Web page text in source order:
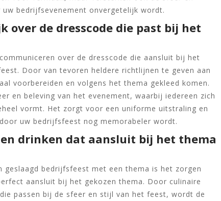
bedrijfsevenement onvergetelijk wordt.
over de dresscode die past bij het
over de dresscode die aansluit bij het
Door van tevoren heldere richtlijnen te geven aan
voorbereiden en volgens het thema gekleed komen.
en beleving van het evenement, waarbij iedereen zich
vormt. Het zorgt voor een uniforme uitstraling en
uw bedrijfsfeest nog memorabeler wordt.
drinken dat aansluit bij het thema
geslaagd bedrijfsfeest met een thema is het zorgen
aansluit bij het gekozen thema. Door culinaire
passen bij de sfeer en stijl van het feest, wordt de